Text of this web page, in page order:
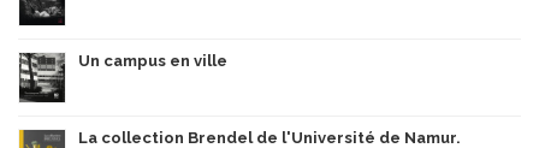
Un campus en ville
La collection Brendel de l'Université de Namur.